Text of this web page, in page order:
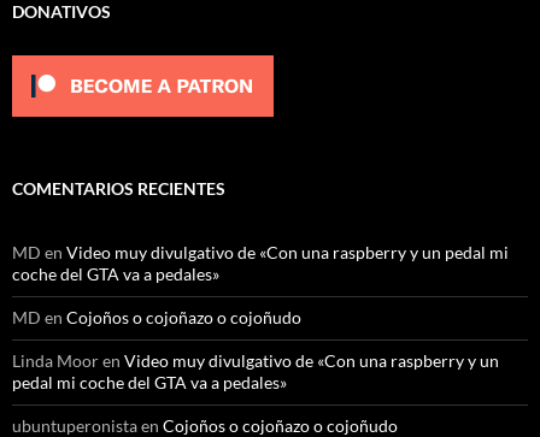
DONATIVOS
COMENTARIOS RECIENTES
MD en Video muy divulgativo de «Con una raspberry y un pedal mi
coche del GTA va a pedales»
MD en Cojoños o cojoñazo o cojoñudo
Linda Mooren Video muy divulgativo de «Con una raspberry y un
pedal mi coche del GTA va a pedales»
ubuntuperonistaen Cojoños o cojoñazo o cojoñudo